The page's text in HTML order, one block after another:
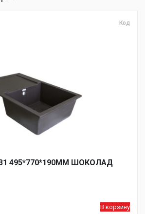
Код
495*770*190ММ ШОКОЛАД
В корзину